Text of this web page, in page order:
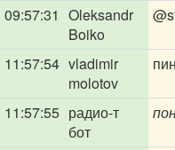
09:57:31 Oleksandr
Boiko
11:57:54 vladimir
molotov
11:57:55 радио-т
бот